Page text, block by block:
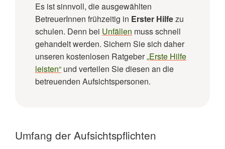
Es ist sinnvoll, die ausgewählten
BetreuerInnen frühzeitig in Erster Hilfezu
schulen. Denn bei Unfällen muss schnell
gehandelt werden. Sichern Sie sich daher
unseren kostenlosen Ratgeber„Erste Hilfe
leisten“ und verteilen Sie diesen an die
betreuenden Aufsichtspersonen.
Umfang der Aufsichtspflichten